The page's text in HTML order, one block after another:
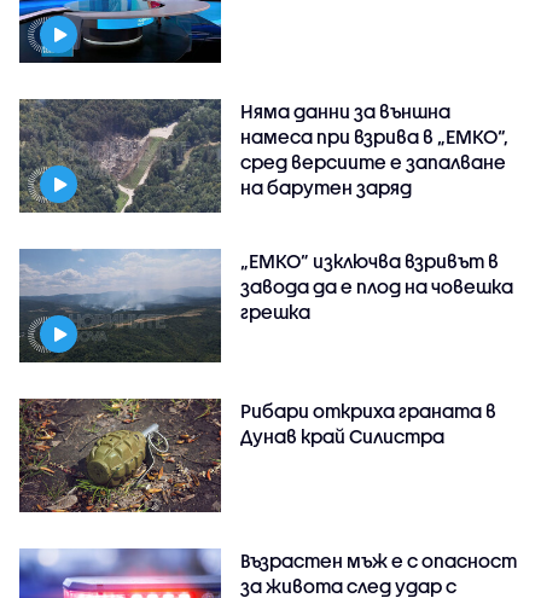
Няма данни за външна
намеса при взрива в „ЕМКО“,
сред версиите е запалване
на барутен заряд
„ЕМКО” изключва взривът в
завода да е плод на човешка
грешка
Рибари откриха граната в
Дунав край Силистра
Възрастен мъж е с опасност
за живота след удар с